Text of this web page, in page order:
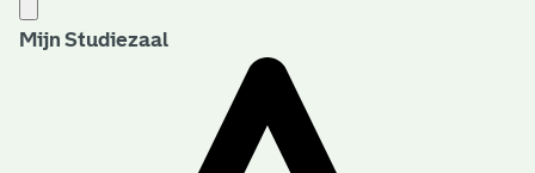
Mijn Studiezaal